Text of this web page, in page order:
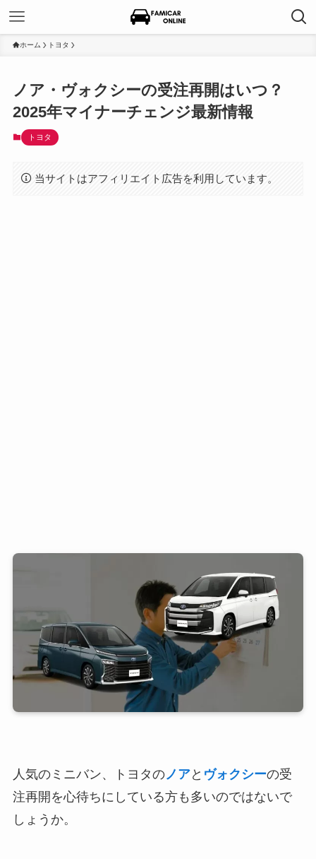
ホーム トヨタ
ノア・ヴォクシーの受注再開はいつ？
2025年マイナーチェンジ最新情報
トヨタ
当サイトはアフィリエイト広告を利用しています。
人気のミニバン、トヨタのノアと ヴォクシーの受
注再開を心待ちにしている方も多いのではないで
しょうか。